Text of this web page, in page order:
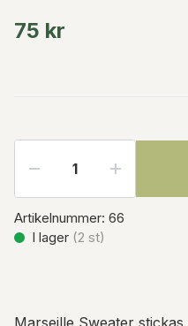
75 kr
Artikelnummer: 66
I lager (2 st)
Marseille Sweater